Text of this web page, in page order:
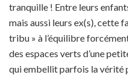
tranquille ! Entre leurs
mais aussi leurs ex(s), cette
tribu » à l’équilibre
des espaces verts d’une
qui embellit parfois la vérité